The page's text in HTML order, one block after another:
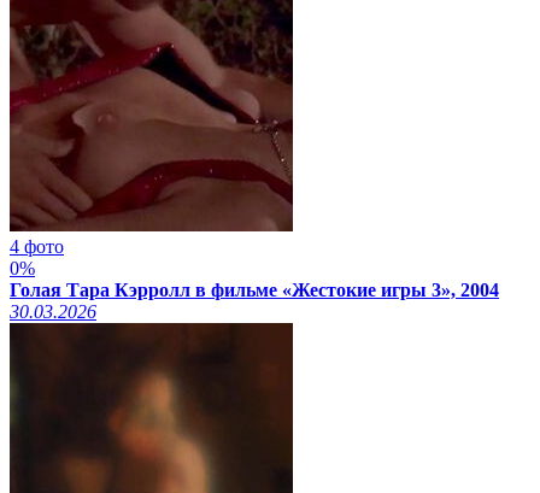
4 фото
0%
Голая Тара Кэрролл в фильме «Жестокие игры 3», 2004
30.03.2026